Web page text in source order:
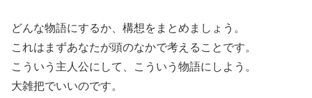
どんな物語にするか、構想をまとめましょう。
これはまずあなたが頭のなかで考えることです。
こういう主人公にして、こういう物語にしよう。
大雑把でいいのです。